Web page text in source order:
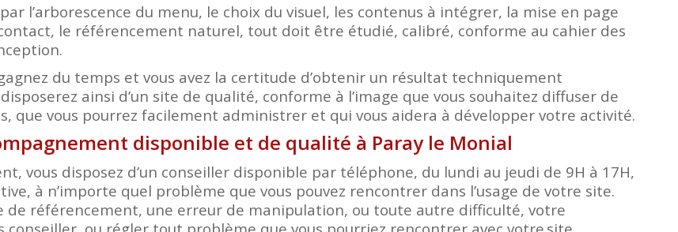
l’arborescence du menu, le choix du visuel, les contenus à intégrer, la mise en page
le référencement naturel, tout doit être étudié, calibré, conforme au cahier des
du temps et vous avez la certitude d’obtenir un résultat techniquement
ainsi d’un site de qualité, conforme à l’image que vous souhaitez diffuser de
que vous pourrez facilement administrer et qui vous aidera à développer votre activité.
disponible et de qualité à Paray le Monial
vous disposez d’un conseiller disponible par téléphone, du lundi au jeudi de 9H à 17H,
à n’importe quel problème que vous pouvez rencontrer dans l’usage de votre site.
de référencement, une erreur de manipulation, ou toute autre difficulté, votre